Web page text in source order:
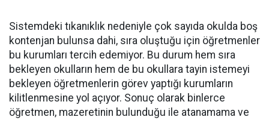
Sistemdeki tıkanıklık nedeniyle çok sayıda okulda boş
kontenjan bulunsa dahi, sıra oluştuğu için öğretmenler
bu kurumları tercih edemiyor. Bu durum hem sıra
bekleyen okulların hem de bu okullara tayin istemeyi
bekleyen öğretmenlerin görev yaptığı kurumların
kilitlenmesine yol açıyor. Sonuç olarak binlerce
öğretmen, mazeretinin bulunduğu ile atanamama ve